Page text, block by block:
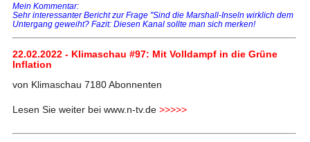
Mein Kommentar:
Sehr interessanter Bericht zur Frage "Sind die Marshall-Inseln wirklich dem
Untergang geweiht? Fazit: Diesen Kanal sollte man sich merken!
22.02.2022 - Klimaschau #97: Mit Volldampf in die Grüne
Inflation
von Klimaschau 7180 Abonnenten
Lesen Sie weiter bei www.n-tv.de >>>>>